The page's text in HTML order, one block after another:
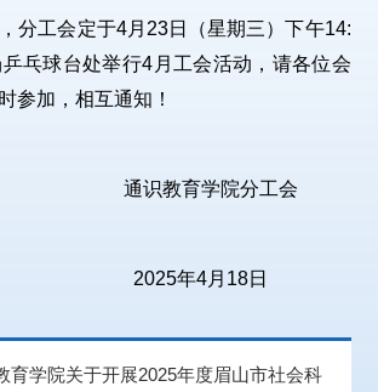
分工会定于4月23日（星期三）下午14:
乓球台处举行4月工会活动，请各位会
参加，相互通知！
育学院分工会
4月18日
育学院关于开展2025年度眉山市社会科